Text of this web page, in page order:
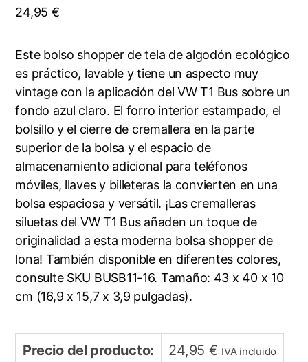
24,95 €
Este bolso shopper de tela de algodón ecológico
es práctico, lavable y tiene un aspecto muy
vintage con la aplicación del VW T1 Bus sobre un
fondo azul claro. El forro interior estampado, el
bolsillo y el cierre de cremallera en la parte
superior de la bolsa y el espacio de
almacenamiento adicional para teléfonos
móviles, llaves y billeteras la convierten en una
bolsa espaciosa y versátil. ¡Las cremalleras
siluetas del VW T1 Bus añaden un toque de
originalidad a esta moderna bolsa shopper de
lona! También disponible en diferentes colores,
consulte SKU BUSB11-16. Tamaño: 43 x 40 x 10
cm (16,9 x 15,7 x 3,9 pulgadas).
Precio del producto: 24,95 € IVA incluido